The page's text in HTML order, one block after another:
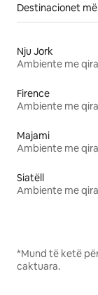
Destinacionet
Nju Jork
Ambiente me
Firence
Ambiente me
Majami
Ambiente me
Siatëll
Ambiente me
*Mund të ketë
caktuara.